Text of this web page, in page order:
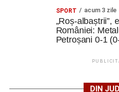
conștientizare și schimbare.
Pe tot parcursul cursului,
activitățile interactive,
participant să fie implicat”.
SPORT acum 3 zile
„Roș-albaștrii”,
României:
Petroșani 0-1
DIN